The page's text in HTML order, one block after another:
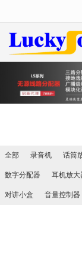
全部 录音机 话筒
数字分配器
耳机放大
对讲小盒
音量控制器